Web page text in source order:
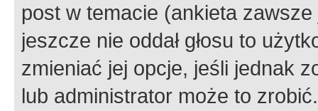
post w temacie (ankieta
jeszcze nie oddał głosu to
zmieniać jej opcje, jeśli jednak
lub administrator może to